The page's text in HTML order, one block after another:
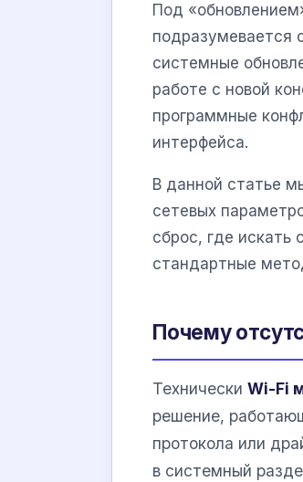
Под
подразумевается
системные
работе с новой
программные
интерфейса.
В данной статье
сетевых
сброс, где
стандартные
Почему
Технически Wi-Fi
решение,
протокола или
в системный